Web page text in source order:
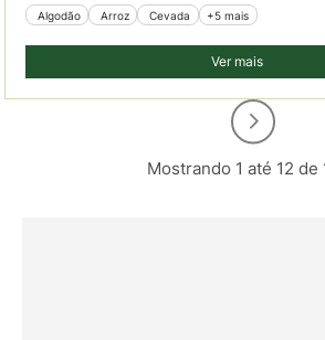
Algodão Arroz Cevada +5 mais
Ver mais
Mostrando 1 até 12 de